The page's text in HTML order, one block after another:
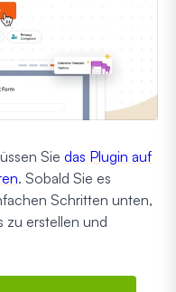
Sie das Plugin auf
. Sobald Sie es
Schritten unten,
zu erstellen und